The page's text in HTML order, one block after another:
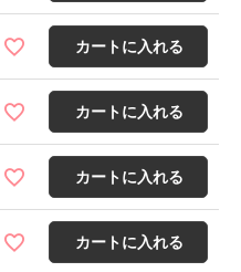
カートに入れる
カートに入れる
カートに入れる
カートに入れる